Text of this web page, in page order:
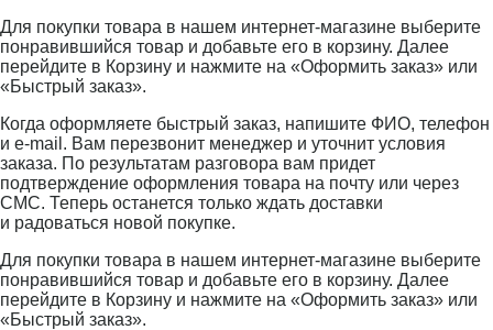
Для покупки товара в нашем интернет-магазине выберите
понравившийся товар и добавьте его в корзину. Далее
перейдите в Корзину и нажмите на «Оформить заказ» или
«Быстрый заказ».
Когда оформляете быстрый заказ, напишите ФИО, телефон
и e-mail. Вам перезвонит менеджер и уточнит условия
заказа. По результатам разговора вам придет
подтверждение оформления товара на почту или через
СМС. Теперь останется только ждать доставки
и радоваться новой покупке.
Для покупки товара в нашем интернет-магазине выберите
понравившийся товар и добавьте его в корзину. Далее
перейдите в Корзину и нажмите на «Оформить заказ» или
«Быстрый заказ».